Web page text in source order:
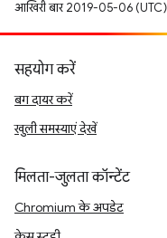
आखिरी बार 2019-05-06
सहयोग करें
बग दायर करें
खुली समस्याएं देखें
मिलता-जुलता कॉन्टेंट
Chromium के अपडेट